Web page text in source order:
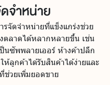
จำหน่าย
รจัดจำหน่ายที่แข็งแกร่งช่วย
ตลาดได้หลากหลายขึ้น เช่น
นซัพพลายเออร์ ห้างค้าปลีก
ห้ลูกค้าได้รับสินค้าได้ง่ายและ
ช่วยเพิ่มยอดขาย